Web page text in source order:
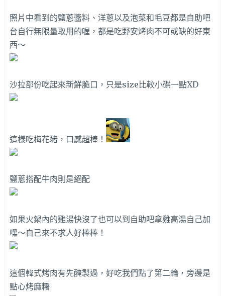
照片中看到的鹽蔥醬料、洋蔥以及泡菜和毛豆都是自助吧
台自行無限量取用的喔，都是吃野安烤肉不可或缺的好東
西～
沙拉部份吃起來新鮮脆口，只是size比較小碟一點XD
這樣吃梅花豬，口感超棒！
鹽蔥搭配牛肉則是絕配
如果火鍋內的雞湯快沒了也可以到自助吧拿雞高湯自己加
嘿～自己來不求人好棒棒！
這個韓式烤肉有先醃製過，好吃我們點了第二輪，旁邊是
點心烤麻糬